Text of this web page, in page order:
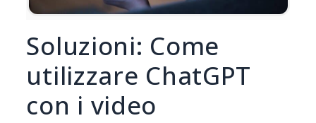
Soluzioni: Come
utilizzare ChatGPT
con i video